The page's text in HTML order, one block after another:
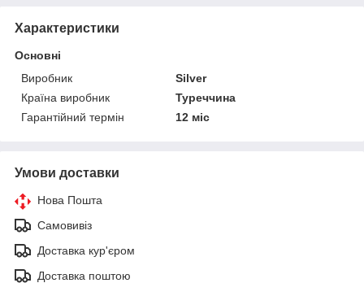
Характеристики
Основні
Виробник
Silver
Країна виробник
Туреччина
Гарантійний термін
12 міс
Умови доставки
Нова Пошта
Самовивіз
Доставка кур'єром
Доставка поштою